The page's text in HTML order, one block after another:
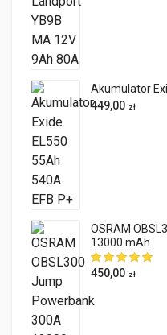
Akumulator
449,00 zł
OSRAM
13000 mAh
450,00 zł